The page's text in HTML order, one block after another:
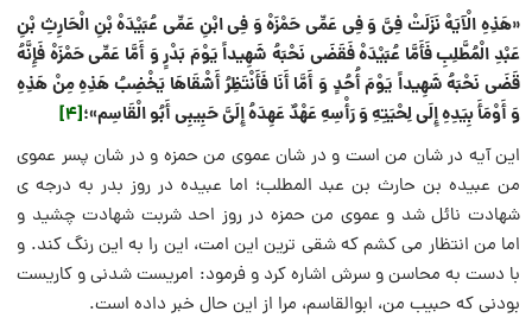
«هَذِهِ الْآیَهْ نَزَلَتْ فِیَّ وَ فِی عَمِّی حَمْزَهْ وَ فِی ابْنِ عَمِّی عُبَیْدَهْ بْنِ الْحَارِثِ بْنِ
عَبْدِ الْمُطَّلِبِ فَأَمَّا عُبَیْدَهْ فَقَضَی نَحْبَهُ شَهِیداً یَوْمَ بَدْرٍ وَ أَمَّا عَمِّی حَمْزَهْ فَإِنَّهُ
قَضَی نَحْبَهُ شَهِیداً یَوْمَ أُحُدٍ وَ أَمَّا أَنَا فَأَنْتَظِرُ أَشْقَاهَا یَخْضِبُ هَذِهِ مِنْ هَذِهِ
وَ أَوْمَأَ بِیَدِهِ إِلَی لِحْیَتِهِ وَ رَأْسِهِ عَهْدٌ عَهِدَهُ إِلَیَّ حَبِیبِی أَبُو الْقَاسِم»؛[4]
این آیه در شان من است و در شان عموی من حمزه و در شان پسر عموی
من عبیده ‌بن ‌حارث ‌بن‌ عبد المطلب؛ اما عبیده در روز بدر به درجه ‌ی
شهادت نائل شد و عموی من حمزه در روز احد شربت شهادت چشید و
اما من انتظار می ‌کشم که شقی‌ ترین این امت، این را به این رنگ کند. و
با دست به محاسن و سرش اشاره کرد و فرمود: امریست شدنی و کاریست
بودنی که حبیب من، ابوالقاسم، مرا از این حال خبر داده است.